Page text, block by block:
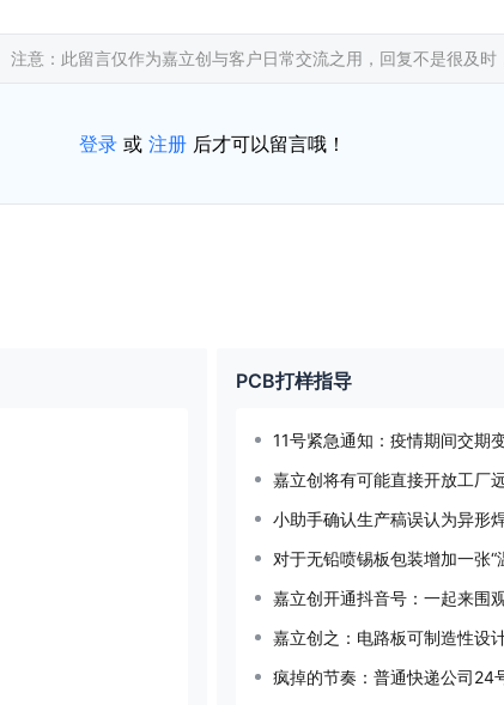
注意：此留言仅作为嘉立创与客户日常交流之用，回复不是很及时
登录或 注册后才可以留言哦！
PCB打样指导
11号紧急通知：疫情期间交期
嘉立创将有可能直接开放工厂
小助手确认生产稿误认为异形
嘉立创之：电路板可制造性设
疯掉的节奏：普通快递公司24